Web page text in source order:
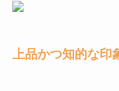
上品かつ知的な印